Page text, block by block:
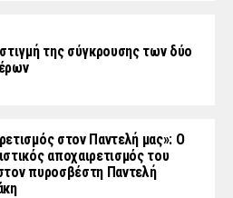
της σύγκρουσης των δύο
στον Παντελή μας»: Ο
αποχαιρετισμός του
πυροσβέστη Παντελή